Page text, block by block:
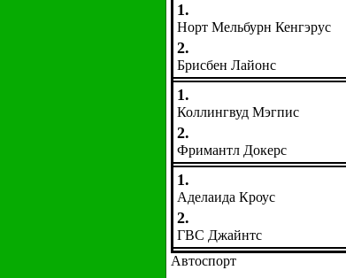
1.
Норт Мельбурн Кенгэрус
2.
Брисбен Лайонс
1.
Коллингвуд Мэгпис
2.
Фримантл Докерс
1.
Аделаида Кроус
2.
ГВС Джайнтс
Автоспорт